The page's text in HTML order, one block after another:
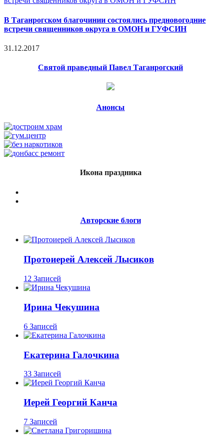
В Таганрогском благочинии состоялись предновогодние
встречи священников округа в ОМОН и ГУФСИН
31.12.2017
Святой праведный Павел Таганрогский
Анонсы
Икона праздника
Авторские блоги
Протоиерей Алексей Лысиков
12 Записей
Ирина Чекушина
6 Записей
Екатерина Галочкина
33 Записей
Иерей Георгий Канча
7 Записей